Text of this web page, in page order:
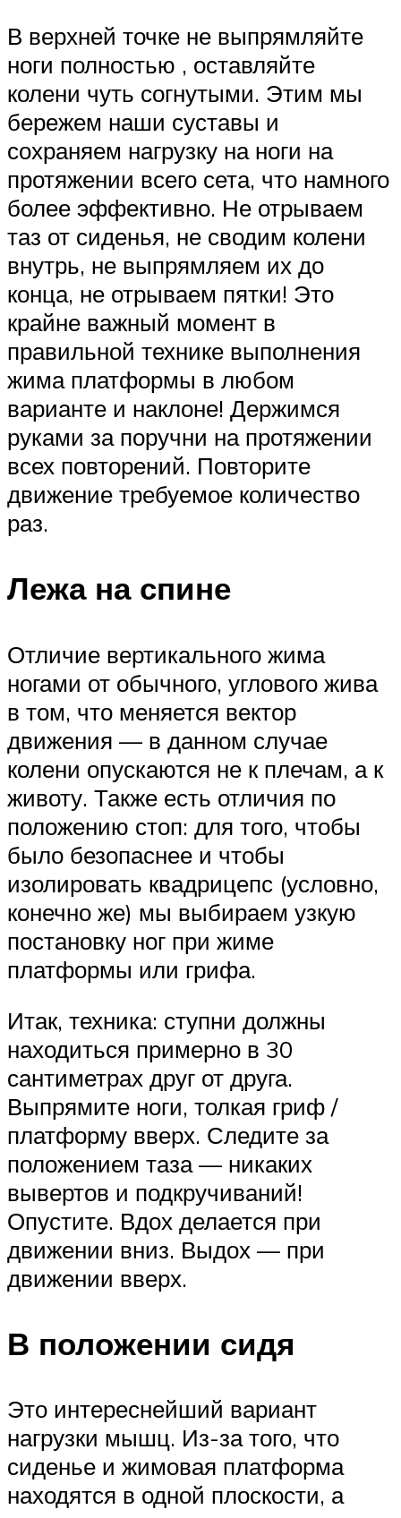
В верхней точке не выпрямляйте
ноги полностью , оставляйте
колени чуть согнутыми. Этим мы
бережем наши суставы и
сохраняем нагрузку на ноги на
протяжении всего сета, что намного
более эффективно. Не отрываем
таз от сиденья, не сводим колени
внутрь, не выпрямляем их до
конца, не отрываем пятки! Это
крайне важный момент в
правильной технике выполнения
жима платформы в любом
варианте и наклоне! Держимся
руками за поручни на протяжении
всех повторений. Повторите
движение требуемое количество
раз.
Лежа на спине
Отличие вертикального жима
ногами от обычного, углового жива
в том, что меняется вектор
движения — в данном случае
колени опускаются не к плечам, а к
животу. Также есть отличия по
положению стоп: для того, чтобы
было безопаснее и чтобы
изолировать квадрицепс (условно,
конечно же) мы выбираем узкую
постановку ног при жиме
платформы или грифа.
Итак, техника: ступни должны
находиться примерно в 30
сантиметрах друг от друга.
Выпрямите ноги, толкая гриф /
платформу вверх. Следите за
положением таза — никаких
вывертов и подкручиваний!
Опустите. Вдох делается при
движении вниз. Выдох — при
движении вверх.
В положении сидя
Это интереснейший вариант
нагрузки мышц. Из-за того, что
сиденье и жимовая платформа
находятся в одной плоскости, а